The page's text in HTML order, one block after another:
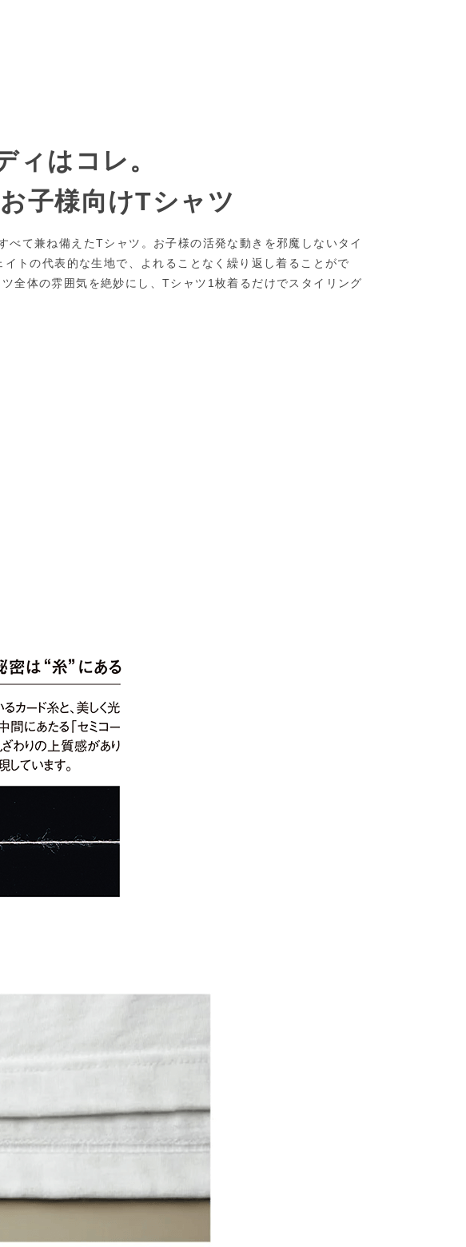
ィはコレ。
子様向けTシャツ
て兼ね備えたTシャツ。お子様の活発な動きを邪魔しないタイ
トの代表的な生地で、よれることなく繰り返し着ることがで
全体の雰囲気を絶妙にし、Tシャツ1枚着るだけでスタイリング